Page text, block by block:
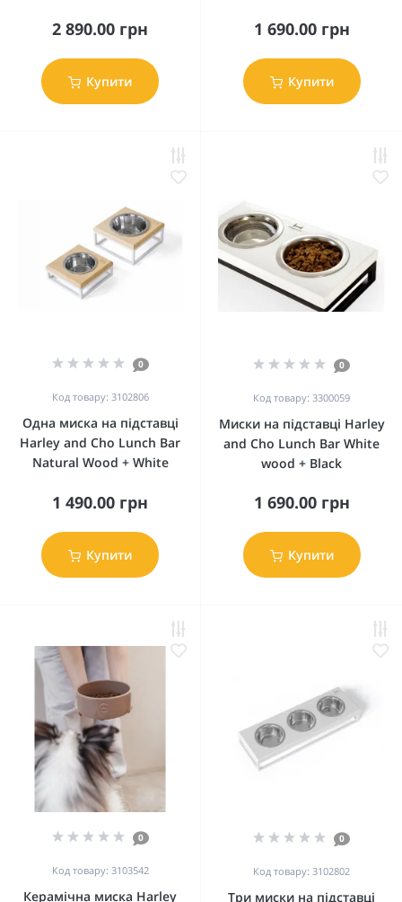
2 890.00 грн
Купити
1 690.00 грн
Купити
0
Код товару: 3102806
Одна миска на підставці
Harley and Cho Lunch Bar
Natural Wood + White
1 490.00 грн
Купити
0
Код товару: 3300059
Миски на підставці Harley
and Cho Lunch Bar White
wood + Black
1 690.00 грн
Купити
0
Код товару: 3103542
Керамічна миска Harley
0
Код товару: 3102802
Три миски на підставці